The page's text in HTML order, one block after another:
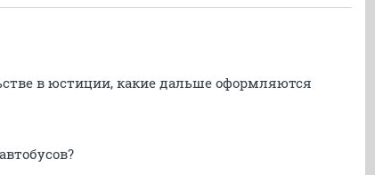
в юстиции, какие дальше оформляются